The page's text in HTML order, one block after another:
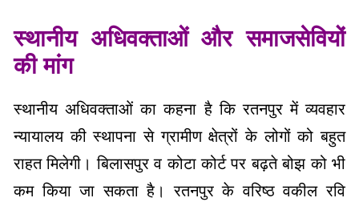
स्थानीय अधिवक्ताओं और समाजसेवियों
की मांग
स्थानीय अधिवक्ताओं का कहना है कि रतनपुर में व्यवहार
न्यायालय की स्थापना से ग्रामीण क्षेत्रों के लोगों को बहुत
राहत मिलेगी। बिलासपुर व कोटा कोर्ट पर बढ़ते बोझ को भी
कम किया जा सकता है। रतनपुर के वरिष्ठ वकील रवि